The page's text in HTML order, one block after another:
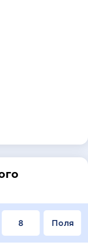
8 Поля